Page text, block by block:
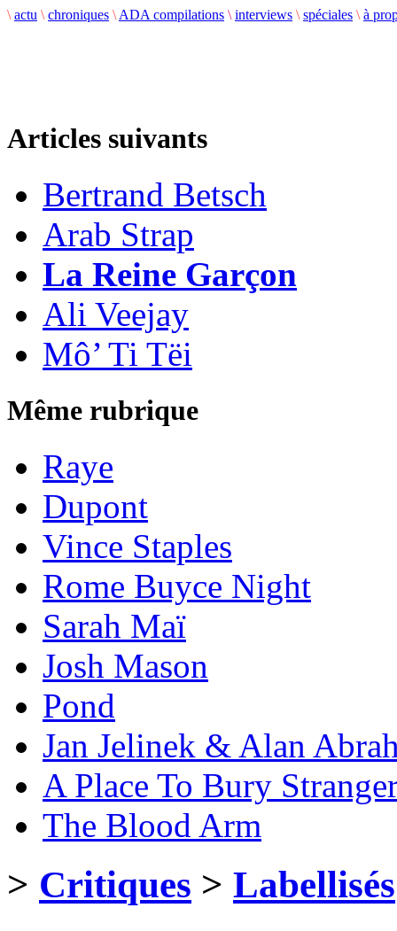
\ actu \ chroniques \ ADA compilations \ interviews \ spéciales \ à
Articles suivants
Bertrand Betsch
Arab Strap
La Reine Garçon
Ali Veejay
Mô’ Ti Tëi
Même rubrique
Raye
Dupont
Vince Staples
Rome Buyce Night
Sarah Maï
Josh Mason
Pond
Jan Jelinek & Alan
A Place To Bury
The Blood Arm
> Critiques > Labellisés